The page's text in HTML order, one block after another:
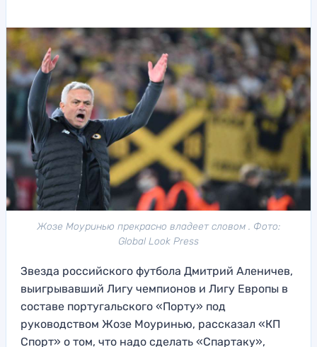
Жозе Моуринью прекрасно владеет словом . Фото:
Global Look Press
Звезда российского футбола Дмитрий Аленичев,
выигрывавший Лигу чемпионов и Лигу Европы в
составе португальского «Порту» под
руководством Жозе Моуринью, рассказал «КП
Спорт» о том, что надо сделать «Спартаку»,